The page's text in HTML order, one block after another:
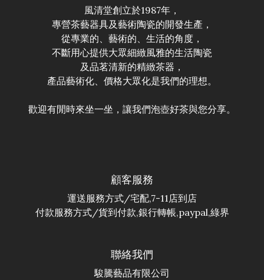
風清堂創立於1987年，
專營茶藝器具及藝術陶瓷的開發生產，
從專業的、藝術的、生活的角度，
不斷用心提供大眾細緻風雅的生活陶瓷
及品茗清新的精緻茶器，
產品藝術化、價格大眾化是我們的理想。
歡迎有閒時來坐一坐，讓我們泡壺好茶與您分享。
顧客服務
運送服務方式/宅配,7-11店到店
付款服務方式/貨到付款,銀行轉帳,paypal,綠界
聯絡我們
駿騰藝品有限公司